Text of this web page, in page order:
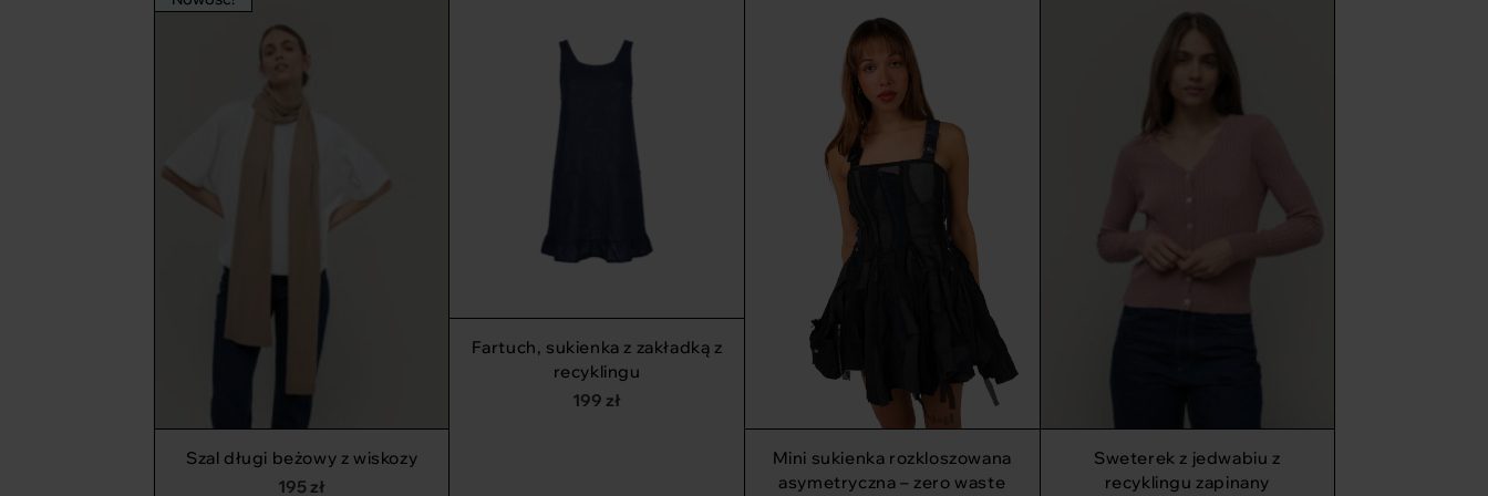
Szal długi beżowy z wiskozy
195 zł
Fartuch, sukienka z zakładką z
recyklingu
199 zł
Mini sukienka rozkloszowana
asymetryczna – zero waste
Sweterek z jedwabiu z
recyklingu zapinany